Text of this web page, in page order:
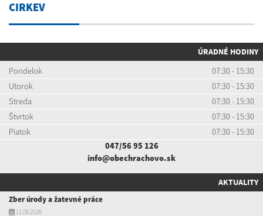
CIRKEV
ÚRADNÉ HODINY
Pondelok
07:30 - 15:30
Utorok
07:30 - 15:30
Streda
07:30 - 15:30
Štvrtok
07:30 - 15:30
Piatok
07:30 - 15:30
047/56 95 126
info@obechrachovo.sk
AKTUALITY
Zber úrody a žatevné práce
11.06.2026